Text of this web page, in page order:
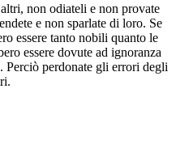
non odiateli e non provate
e non sparlate di loro. Se
essere tanto nobili quanto le
essere dovute ad ignoranza
Perciò perdonate gli errori degli